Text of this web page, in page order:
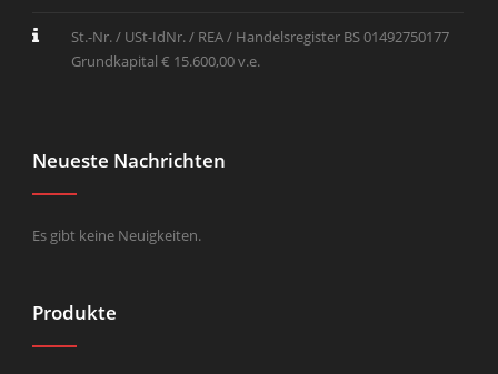
St.-Nr. / USt-IdNr. / REA / Handelsregister BS 01492750177
Grundkapital € 15.600,00 v.e.
Neueste Nachrichten
Es gibt keine Neuigkeiten.
Produkte